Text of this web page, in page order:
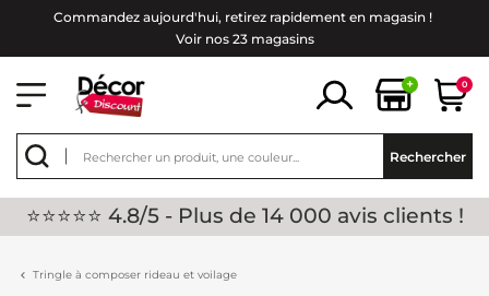
Commandez aujourd'hui, retirez rapidement en magasin !
Voir nos 23 magasins
+ 0
Rechercher
⭐⭐⭐⭐⭐ 4.8/5 - Plus de 14 000 avis clients !
Tringle à composer rideau et voilage